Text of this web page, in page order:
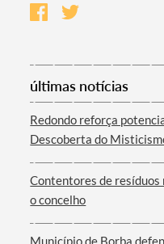
últimas notícias
Redondo reforça
Descoberta do
Contentores de resíduos
o concelho
Município de Borba